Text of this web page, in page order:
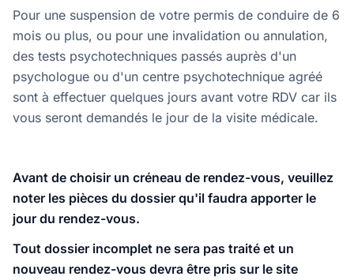
Pour une suspension de votre permis de conduire de 6
mois ou plus, ou pour une invalidation ou annulation,
des tests psychotechniques passés auprès d'un
psychologue ou d'un centre psychotechnique agréé
sont à effectuer quelques jours avant votre RDV car ils
vous seront demandés le jour de la visite médicale.
Avant de choisir un créneau de rendez-vous, veuillez
noter les pièces du dossier qu'il faudra apporter le
jour du rendez-vous.
Tout dossier incomplet ne sera pas traité et un
nouveau rendez-vous devra être pris sur le site